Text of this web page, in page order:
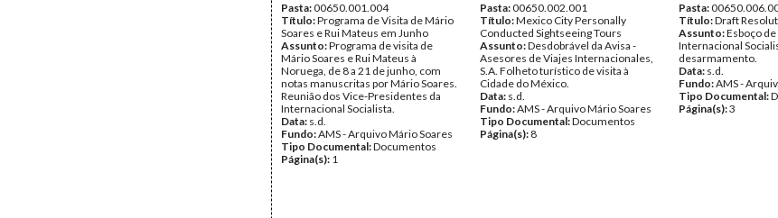
Pasta:00650.001.004
Título:Programa de Visita de Mário
Soares e Rui Mateus em Junho
Assunto:Programa de visita de
Mário Soares e Rui Mateus à
Noruega, de 8 a 21 de junho, com
notas manuscritas por Mário Soares.
Reunião dos Vice-Presidentes da
Internacional Socialista.
Data: s.d.
Fundo:AMS - Arquivo Mário Soares
Tipo Documental:Documentos
Página(s): 1
Pasta:00650.002.001
Título:Mexico City Personally
Conducted Sightseeing Tours
Assunto:Desdobrável da Avisa -
Asesores de Viajes Internacionales,
S.A. Folheto turístico de visita à
Cidade do México.
Data: s.d.
Fundo:AMS - Arquivo Mário Soares
Tipo Documental:Documentos
Página(s): 8
Pasta:
Título:Draft
Assunto:Esboço
Internacional
desarmamento.
Data: s.d.
Fundo:AMS -
Tipo Documental:
Página(s):3